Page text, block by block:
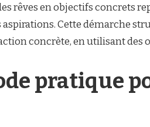
rêves en objectifs concrets
Cette démarche
concrète, en utilisant des
pratique